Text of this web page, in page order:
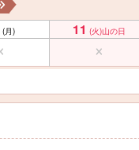
(月) 11 (火)山の日